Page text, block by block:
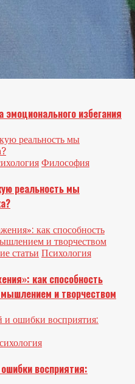
избегания
Философия
реальность мы
статьи Психология
как способность
и творчеством
восприятия: